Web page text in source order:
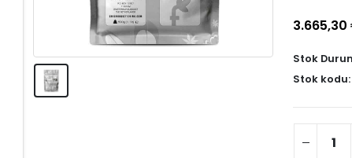
3.665,30
Stok
Stok kodu: